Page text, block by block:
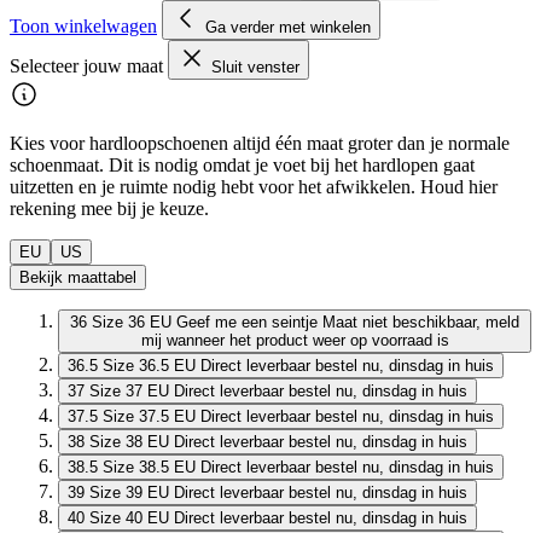
Toon winkelwagen Ga verder met winkelen
Selecteer jouw maat Sluit venster
Kies voor hardloopschoenen altijd één maat groter dan je normale
schoenmaat. Dit is nodig omdat je voet bij het hardlopen gaat
uitzetten en je ruimte nodig hebt voor het afwikkelen. Houd hier
rekening mee bij je keuze.
EU
US
Bekijk maattabel
36 Size 36 EU Geef me een seintje Maat niet beschikbaar, meld
mij wanneer het product weer op voorraad is
36.5 Size 36.5 EU Direct leverbaar bestel nu, dinsdag in huis
37 Size 37 EU Direct leverbaar bestel nu, dinsdag in huis
37.5 Size 37.5 EU Direct leverbaar bestel nu, dinsdag in huis
38 Size 38 EU Direct leverbaar bestel nu, dinsdag in huis
38.5 Size 38.5 EU Direct leverbaar bestel nu, dinsdag in huis
39 Size 39 EU Direct leverbaar bestel nu, dinsdag in huis
40 Size 40 EU Direct leverbaar bestel nu, dinsdag in huis